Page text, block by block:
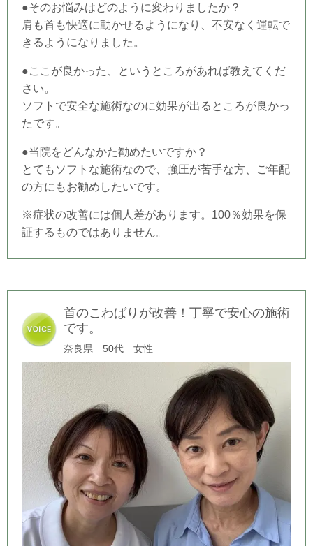
●そのお悩みはどのように変わりましたか？
肩も首も快適に動かせるようになり、不安なく運転で
きるようになりました。
●ここが良かった、というところがあれば教えてくだ
さい。
ソフトで安全な施術なのに効果が出るところが良かっ
たです。
●当 院をどんなかた勧めたいですか？
とてもソフトな施術なので、強圧が苦手な方、ご年配
の方にもお勧めしたいです。
※症状の改善には個人差があります。100％効果を保
証するものではありません。
首のこわばりが改善！丁寧で安心の施術
です。
奈良県 50代 女性